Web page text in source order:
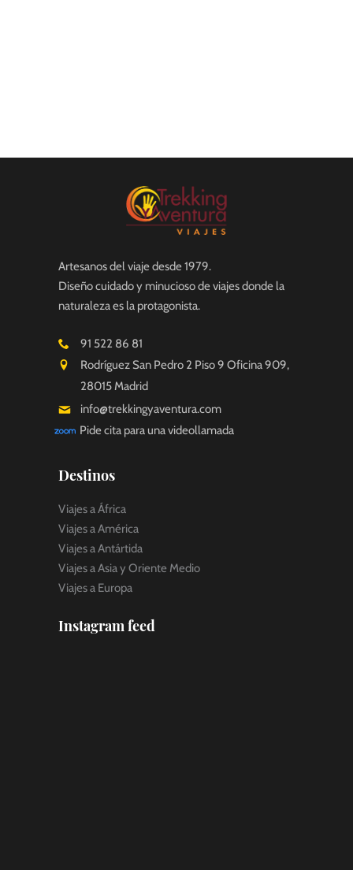
Artesanos del viaje desde 1979.
Diseño cuidado y minucioso de viajes donde la
naturaleza es la protagonista.
91 522 86 81
Rodríguez San Pedro 2 Piso 9 Oficina 909,
28015 Madrid
info@trekkingyaventura.com
Pide cita para una videollamada
Destinos
Viajes a África
Viajes a América
Viajes a Antártida
Viajes a Asia y Oriente Medio
Viajes a Europa
Instagram feed